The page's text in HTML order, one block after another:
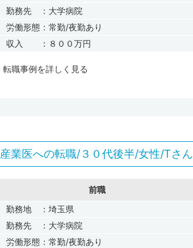
勤務先 ：大学病院
労働形態：常勤/夜勤あり
収入 ：８００万円
転職事例を詳しく見る
産業医への転職/３０代後半/女性/Tさん
前職
勤務地 ：埼玉県
勤務先 ：大学病院
労働形態：常勤/夜勤あり